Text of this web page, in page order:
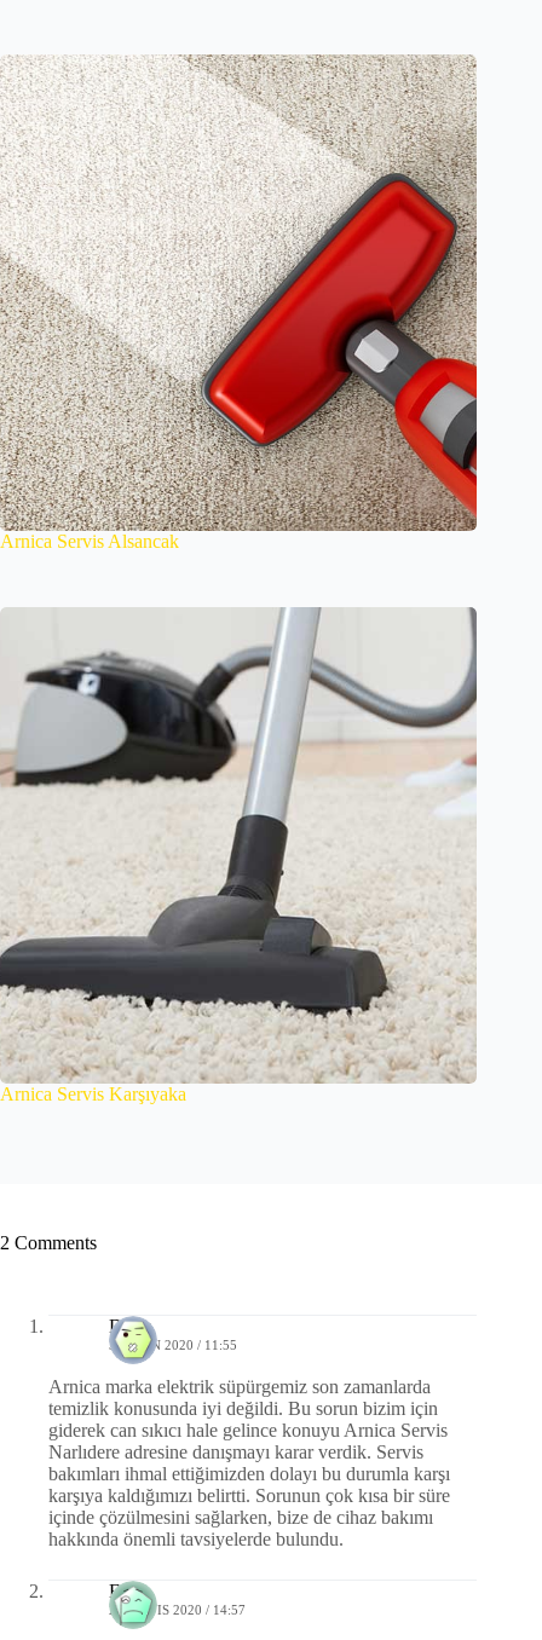
Arnica Servis Alsancak
Arnica Servis Karşıyaka
2 Comments
Derin
3 NISAN 2020 / 11:55
Arnica marka elektrik süpürgemiz son zamanlarda
temizlik konusunda iyi değildi. Bu sorun bizim için
giderek can sıkıcı hale gelince konuyu Arnica Servis
Narlıdere adresine danışmayı karar verdik. Servis
bakımları ihmal ettiğimizden dolayı bu durumla karşı
karşıya kaldığımızı belirtti. Sorunun çok kısa bir süre
içinde çözülmesini sağlarken, bize de cihaz bakımı
hakkında önemli tavsiyelerde bulundu.
Esra
27 MAYIS 2020 / 14:57